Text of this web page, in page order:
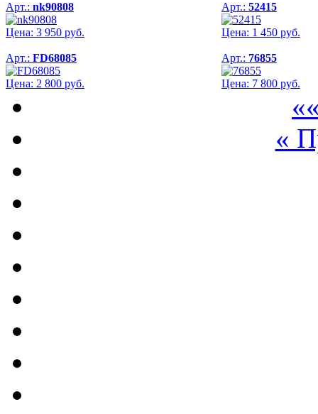
Арт.: nk90808
Цена: 3 950 руб.
Арт.: 52415
Цена: 1 450 руб.
Арт.: FD68085
Цена: 2 800 руб.
Арт.: 76855
Цена: 7 800 руб.
«